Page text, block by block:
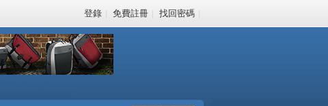
登錄 | 免費註冊 | 找回密碼 |